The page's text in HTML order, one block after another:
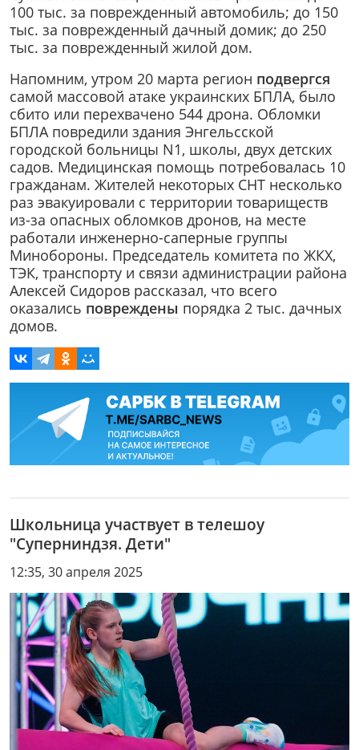
100 тыс. за поврежденный автомобиль; до 150
тыс. за поврежденный дачный домик; до 250
тыс. за поврежденный жилой дом.
Напомним, утром 20 марта регион подвергся
самой массовой атаке украинских БПЛА, было
сбито или перехвачено 544 дрона. Обломки
БПЛА повредили здания Энгельсской
городской больницы N1, школы, двух детских
садов. Медицинская помощь потребовалась 10
гражданам. Жителей некоторых СНТ несколько
раз эвакуировали с территории товариществ
из-за опасных обломков дронов, на месте
работали инженерно-саперные группы
Минобороны. Председатель комитета по ЖКХ,
ТЭК, транспорту и связи администрации района
Алексей Сидоров рассказал, что всего
оказались повреждены порядка 2 тыс. дачных
домов.
Школьница участвует в телешоу
"Суперниндзя. Дети"
12:35, 30 апреля 2025